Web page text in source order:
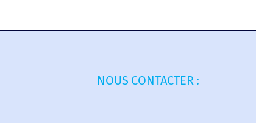
NOUS CONTACTER :